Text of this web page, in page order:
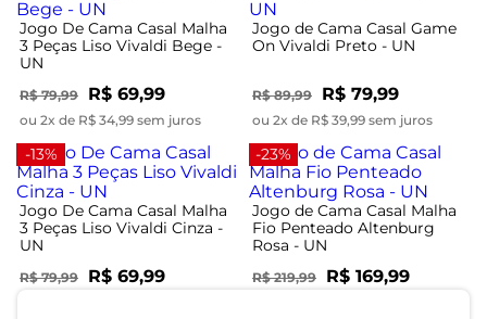
Jogo De Cama Casal Malha
3 Peças Liso Vivaldi Bege -
UN
R$ 79,99 R$ 69,99
ou 2x de R$ 34,99 sem juros
Jogo de Cama Casal Game
On Vivaldi Preto - UN
R$ 89,99 R$ 79,99
ou 2x de R$ 39,99 sem juros
-13%
Jogo De Cama Casal Malha
3 Peças Liso Vivaldi Cinza -
UN
R$ 79,99 R$ 69,99
-23%
Jogo de Cama Casal Malha
Fio Penteado Altenburg
Rosa - UN
R$ 219,99 R$ 169,99